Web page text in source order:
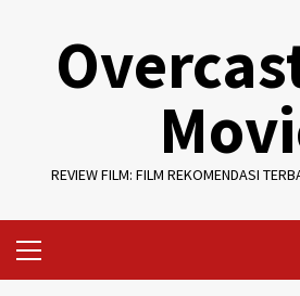
REVIEW FILM: FILM REKOMENDASI
Menu